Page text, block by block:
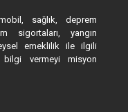
sağlık, deprem
sigortaları, yangın
emeklilik ile ilgili
bilgi vermeyi misyon